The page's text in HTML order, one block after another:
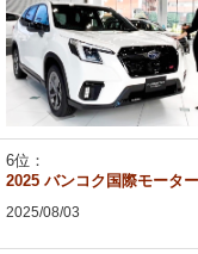
2025 バンコク国際モータ
2025/08/03